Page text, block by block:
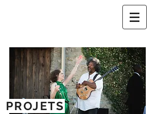
PROJETS